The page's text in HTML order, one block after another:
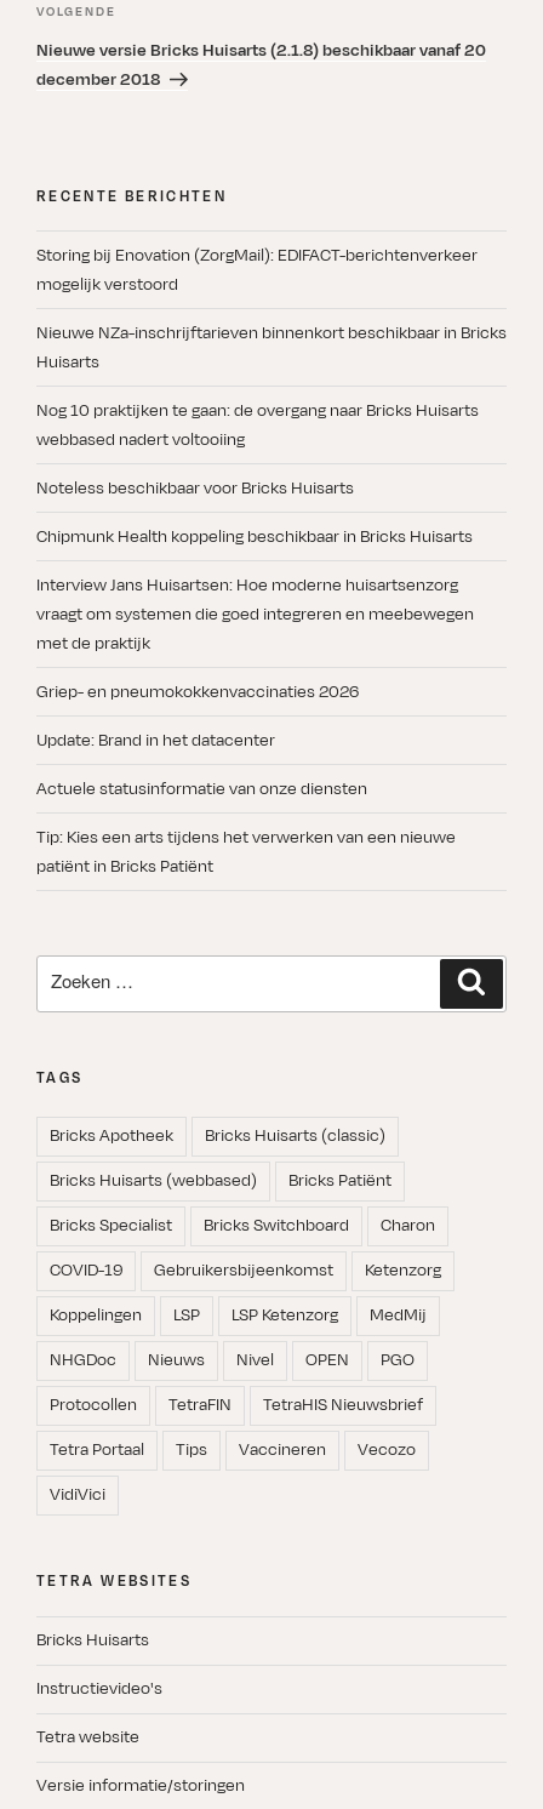
Volgend
bericht
VOLGENDE
Nieuwe versie Bricks Huisarts (2.1.8) beschikbaar vanaf 20
december 2018
RECENTE BERICHTEN
Storing bij Enovation (ZorgMail): EDIFACT-berichtenverkeer
mogelijk verstoord
Nieuwe NZa-inschrijftarieven binnenkort beschikbaar in Bricks
Huisarts
Nog 10 praktijken te gaan: de overgang naar Bricks Huisarts
webbased nadert voltooiing
Noteless beschikbaar voor Bricks Huisarts
Chipmunk Health koppeling beschikbaar in Bricks Huisarts
Interview Jans Huisartsen: Hoe moderne huisartsenzorg
vraagt om systemen die goed integreren en meebewegen
met de praktijk
Griep- en pneumokokkenvaccinaties 2026
Update: Brand in het datacenter
Actuele statusinformatie van onze diensten
Tip: Kies een arts tijdens het verwerken van een nieuwe
patiënt in Bricks Patiënt
TAGS
Bricks Apotheek
Bricks Huisarts (classic)
Bricks Huisarts (webbased)
Bricks Patiënt
Bricks Specialist
Bricks Switchboard
Charon
COVID-19
Gebruikersbijeenkomst
Ketenzorg
Koppelingen
LSP LSP Ketenzorg
MedMij
NHGDoc
Nieuws Nivel OPEN
PGO
Protocollen
TetraFIN
TetraHIS Nieuwsbrief
Tetra Portaal
Tips Vaccineren
Vecozo
VidiVici
TETRA WEBSITES
Bricks Huisarts
Instructievideo's
Tetra website
Versie informatie/storingen